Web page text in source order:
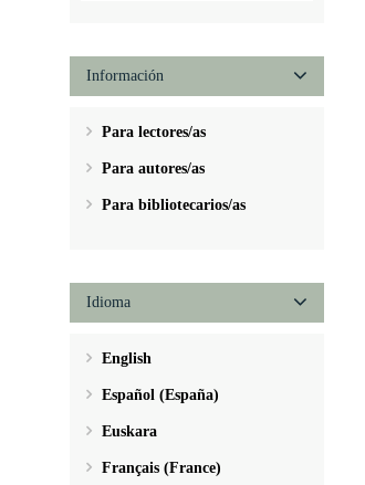
Información
Para lectores/as
Para autores/as
Para bibliotecarios/as
Idioma
English
Español (España)
Euskara
Français (France)